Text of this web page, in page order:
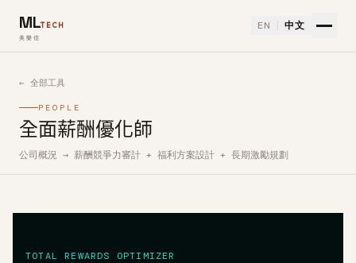
MLTECH
美樂信
EN 中文
← 全部工具
PEOPLE
全面薪酬優化師
如何使用全面薪酬優化師免費 AI 工具
公司概況 → 薪酬競爭力審計 + 福利方案設計 + 長期激勵規劃
TOTAL REWARDS OPTIMIZER